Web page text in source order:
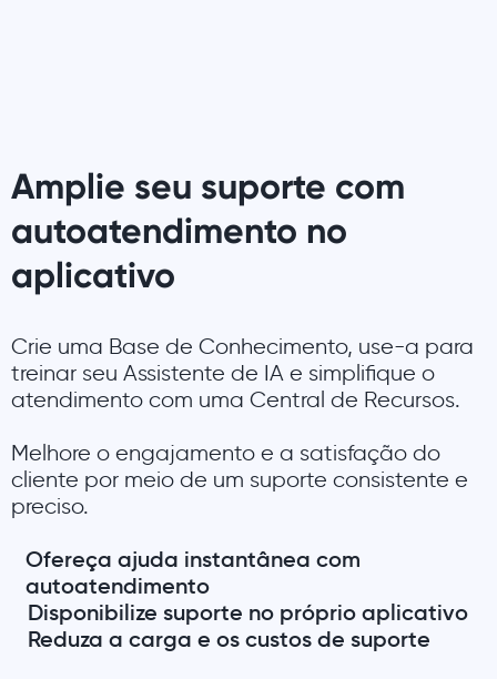
Amplie seu suporte com
autoatendimento no
aplicativo
Crie uma Base de Conhecimento, use-a para
treinar seu Assistente de IA e simplifique o
atendimento com uma Central de Recursos.
Melhore o engajamento e a satisfação do
cliente por meio de um suporte consistente e
preciso.
Ofereça ajuda instantânea com
autoatendimento
Disponibilize suporte no próprio aplicativo
Reduza a carga e os custos de suporte